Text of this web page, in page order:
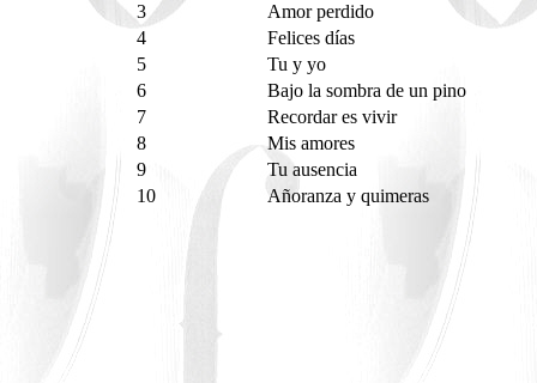
3
Amor perdido
4
Felices días
5
Tu y yo
6
Bajo la sombra de un pino
7
Recordar es vivir
8
Mis amores
9
Tu ausencia
10
Añoranza y quimeras